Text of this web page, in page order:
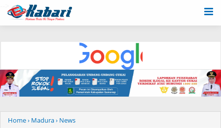
Home› Madura› News